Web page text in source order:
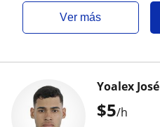
ver más
$5/h
Yoalex José